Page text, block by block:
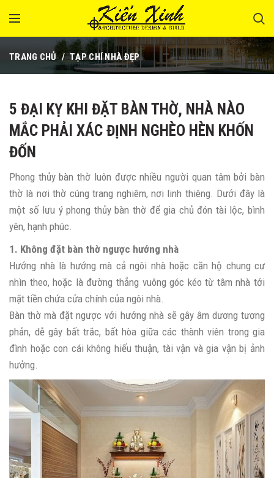
TRANG CHỦ TẠP CHÍ NHÀ ĐẸP
5 ĐẠI KỴ KHI ĐẶT BÀN THỜ, NHÀ NÀO
MẮC PHẢI XÁC ĐỊNH NGHÈO HÈN KHỐN
ĐỐN
Phong thủy bàn thờ luôn được nhiều người quan tâm bởi bàn
thờ là nơi thờ cúng trang nghiêm, nơi linh thiêng. Dưới đây là
một số lưu ý phong thủy bàn thờ để gia chủ đón tài lộc, bình
yên, hạnh phúc.
1. Không đặt bàn thờ ngược hướng nhà
Hướng nhà là hướng mà cả ngôi nhà hoặc căn hộ chung cư
nhìn theo, hoặc là đường thẳng vuông góc kéo từ tâm nhà tới
mặt tiền chứa cửa chính của ngôi nhà.
Bàn thờ mà đặt ngược với hướng nhà sẽ gây âm dương tương
phản, dễ gây bất trắc, bất hòa giữa các thành viên trong gia
đình hoặc con cái không hiếu thuận, tài vận và gia vận bị ảnh
hưởng.